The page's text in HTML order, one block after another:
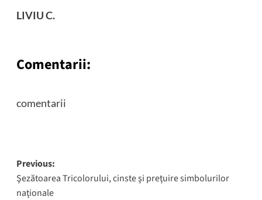
LIVIU C.
Comentarii:
comentarii
Post
navigation
Previous:
Şezătoarea Tricolorului, cinste şi preţuire simbolurilor
naţionale